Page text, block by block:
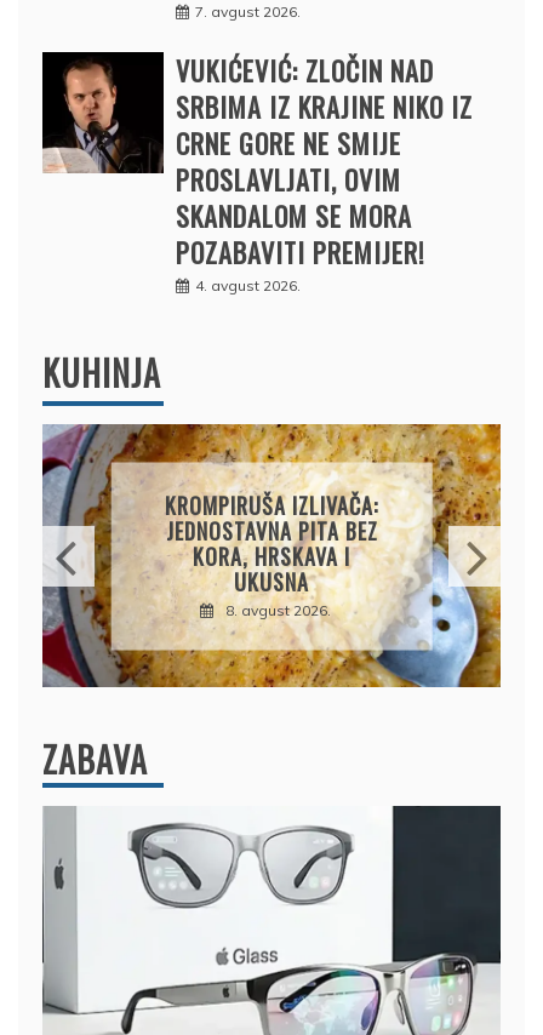
7. avgust 2026.
VUKIĆEVIĆ: ZLOČIN NAD
SRBIMA IZ KRAJINE NIKO IZ
CRNE GORE NE SMIJE
PROSLAVLJATI, OVIM
SKANDALOM SE MORA
POZABAVITI PREMIJER!
4. avgust 2026.
KUHINJA
AMERIČKE PALAČINKE:
BRZ I JEDNOSTAVAN
RECEPT ZA SAVRŠENO
MEKANE I VAZDUŠASTE
PALAČINKE
9. avgust 2026.
ZABAVA